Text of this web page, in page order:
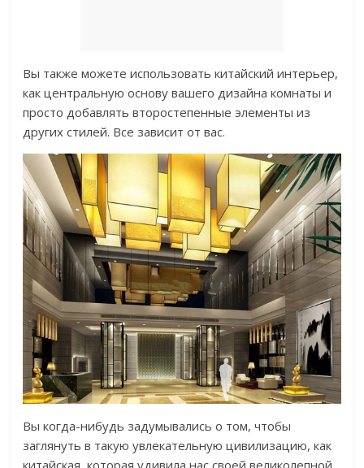
Вы также можете использовать китайский интерьер,
как центральную основу вашего дизайна комнаты и
просто добавлять второстепенные элементы из
других стилей. Все зависит от вас.
Вы когда-нибудь задумывались о том, чтобы
заглянуть в такую увлекательную цивилизацию, как